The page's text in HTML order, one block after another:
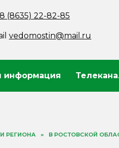
8 (8635) 22-82-85
vedomostin@mail.ru
информация
РЕГИОНА » В РОСТОВСКОЙ